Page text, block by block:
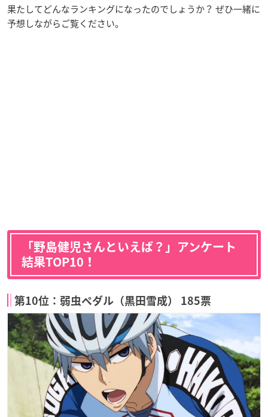
果たしてどんなランキングになったのでしょうか？ ぜひ一緒に
予想しながらご覧ください。
「野島健児さんといえば？」アンケート
結果TOP10！
第10位：弱虫ペダル（黒田雪成） 185票